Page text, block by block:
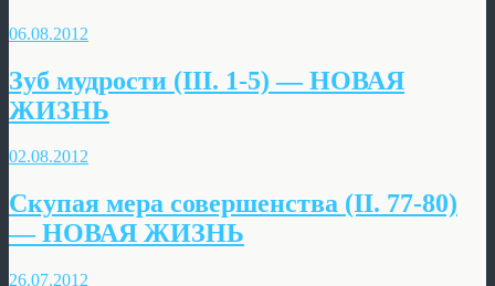
06.08.2012
Зуб мудрости (III. 1-5) — НОВАЯ
ЖИЗНЬ
02.08.2012
Скупая мера совершенства (II. 77-80)
— НОВАЯ ЖИЗНЬ
26.07.2012